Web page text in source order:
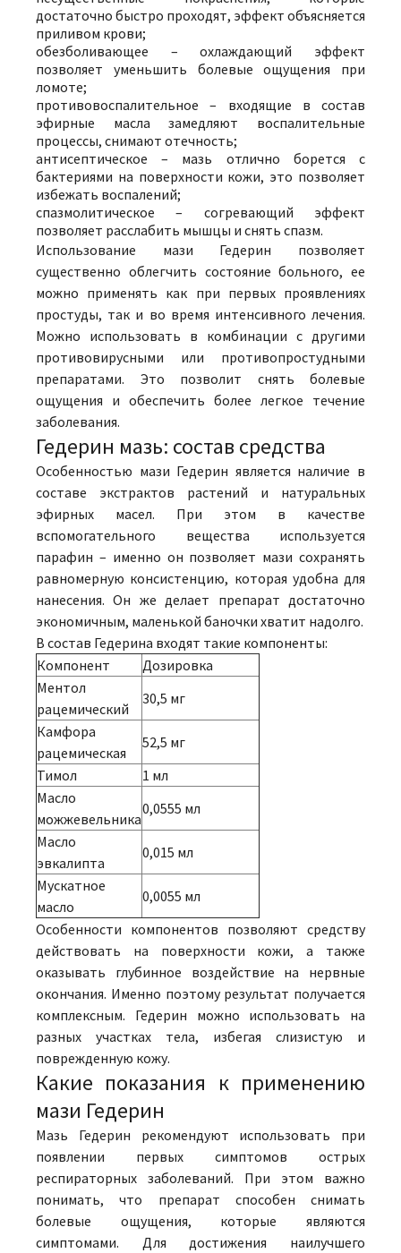
достаточно быстро проходят, эффект объясняется
приливом крови;
обезболивающее – охлаждающий эффект
позволяет уменьшить болевые ощущения при
ломоте;
противовоспалительное – входящие в состав
эфирные масла замедляют воспалительные
процессы, снимают отечность;
антисептическое – мазь отлично борется с
бактериями на поверхности кожи, это позволяет
избежать воспалений;
спазмолитическое – согревающий эффект
позволяет расслабить мышцы и снять спазм.
Использование мази Гедерин позволяет
существенно облегчить состояние больного, ее
можно применять как при первых проявлениях
простуды, так и во время интенсивного лечения.
Можно использовать в комбинации с другими
противовирусными или противопростудными
препаратами. Это позволит снять болевые
ощущения и обеспечить более легкое течение
заболевания.
Гедерин мазь: состав средства
Особенностью мази Гедерин является наличие в
составе экстрактов растений и натуральных
эфирных масел. При этом в качестве
вспомогательного вещества используется
парафин – именно он позволяет мази сохранять
равномерную консистенцию, которая удобна для
нанесения. Он же делает препарат достаточно
экономичным, маленькой баночки хватит надолго.
В состав Гедерина входят такие компоненты:
Компонент
Дозировка
Ментол
рацемический
30,5 мг
Камфора
рацемическая
52,5 мг
Тимол
1 мл
Масло
можжевельника
0,0555 мл
Масло
эвкалипта
0,015 мл
Мускатное
масло
0,0055 мл
Особенности компонентов позволяют средству
действовать на поверхности кожи, а также
оказывать глубинное воздействие на нервные
окончания. Именно поэтому результат получается
комплексным. Гедерин можно использовать на
разных участках тела, избегая слизистую и
поврежденную кожу.
Какие показания к применению
мази Гедерин
Мазь Гедерин рекомендуют использовать при
появлении первых симптомов острых
респираторных заболеваний. При этом важно
понимать, что препарат способен снимать
болевые ощущения, которые являются
симптомами. Для достижения наилучшего